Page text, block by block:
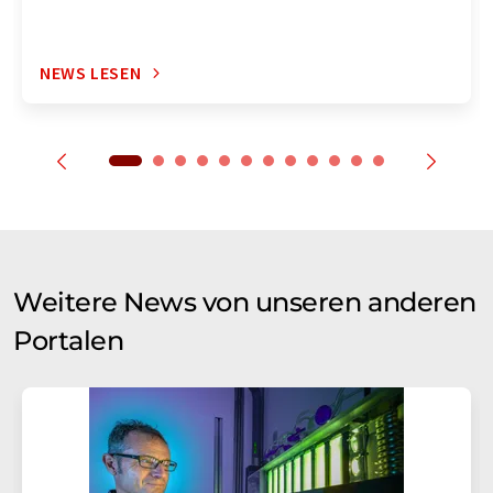
NEWS LESEN
Weitere News von unseren anderen
Portalen